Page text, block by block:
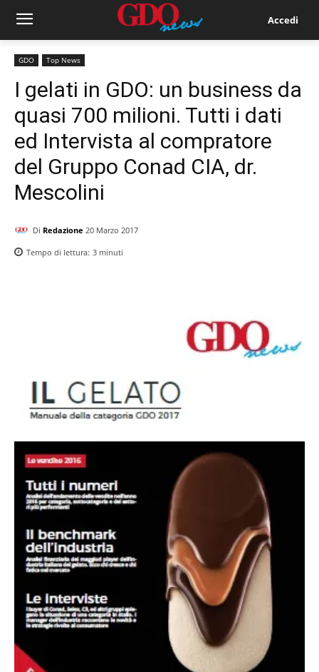
Accedi
GDO Top News
I gelati in GDO: un business da
quasi 700 milioni. Tutti i dati
ed Intervista al compratore
del Gruppo Conad CIA, dr.
Mescolini
Di Redazione 20 Marzo 2017
Tempo di lettura: 3 minuti